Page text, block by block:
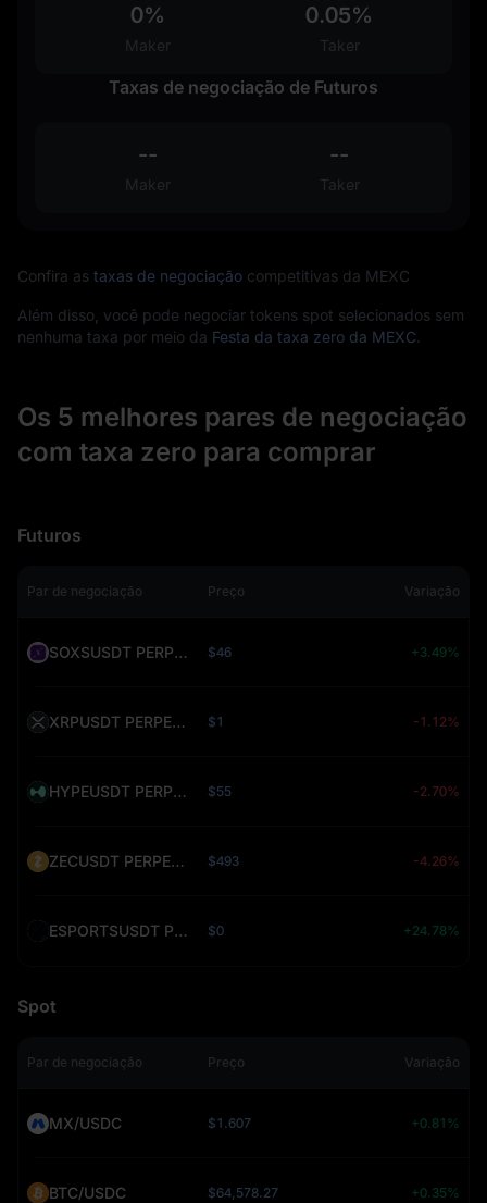
0%
Maker
0.05%
Taker
Taxas de negociação de Futuros
--
Maker
--
Taker
Confira as taxas de negociação competitivas da MEXC
Além disso, você pode negociar tokens spot selecionados sem
nenhuma taxa por meio da Festa da taxa zero da MEXC
Os 5 melhores pares de negociação
com taxa zero para comprar
Futuros
Par de negociação Preço Variação
SOXSUSDT PERPETUAL (SOXS) $46 +3.49%
XRPUSDT PERPETUAL (XRP) $1 -1.12%
HYPEUSDT PERPETUAL (HYPE) $55 -2.70%
ZECUSDT PERPETUAL (ZEC) $493 -4.26%
ESPORTSUSDT PERPETUAL (ESPORTS) $0 +24.78%
Spot
Par de negociação Preço Variação
MX/USDC $1.607 +0.81%
BTC/USDC $64,578.27 +0.35%